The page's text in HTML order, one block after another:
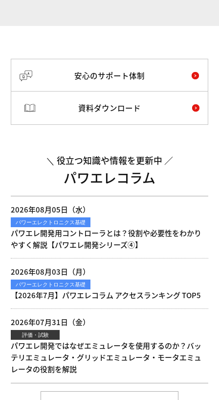
安心のサポート体制
資料ダウンロード
役立つ知識や情報を更新中
パワエレコラム
2026年08月05日（水）
パワーエレクトロニクス基礎
パワエレ開発用コントローラとは？役割や必要性をわかり
やすく解説【パワエレ開発シリーズ④】
2026年08月03日（月）
パワーエレクトロニクス基礎
【2026年7月】パワエレコラム アクセスランキング TOP5
2026年07月31日（金）
評価・試験
パワエレ開発ではなぜエミュレータを使用するのか？バッ
テリエミュレータ・グリッドエミュレータ・モータエミュ
レータの役割を解説